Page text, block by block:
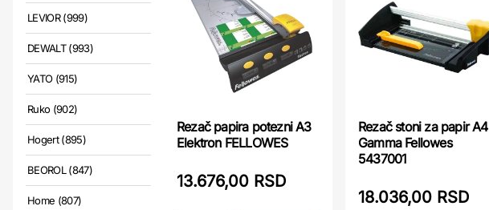
LEVIOR (999)
DEWALT (993)
YATO (915)
Ruko (902)
Hogert (895)
BEOROL (847)
Home (807)
Rezač papira potezni A3
Elektron FELLOWES
13.676,00 RSD
Rezač stoni za papir A4
Gamma Fellowes
5437001
18.036,00 RSD